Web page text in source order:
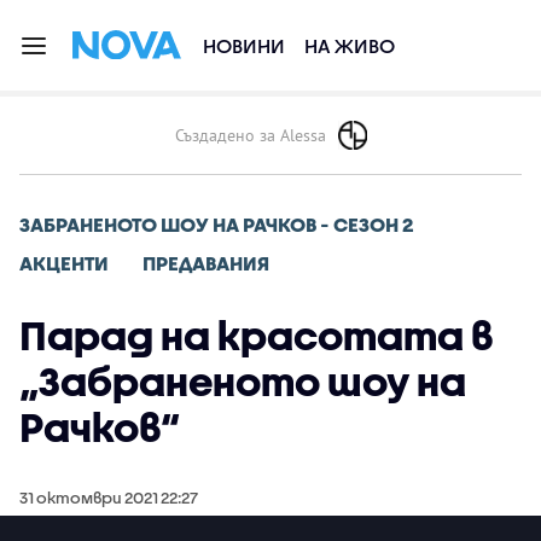
НОВИНИ НА ЖИВО
Създадено за Alessa
ЗАБРАНЕНОТО ШОУ НА РАЧКОВ - СЕЗОН 2
АКЦЕНТИ
ПРЕДАВАНИЯ
Парад на красотата в
„Забраненото шоу на
Рачков“
31 октомври 2021 22:27